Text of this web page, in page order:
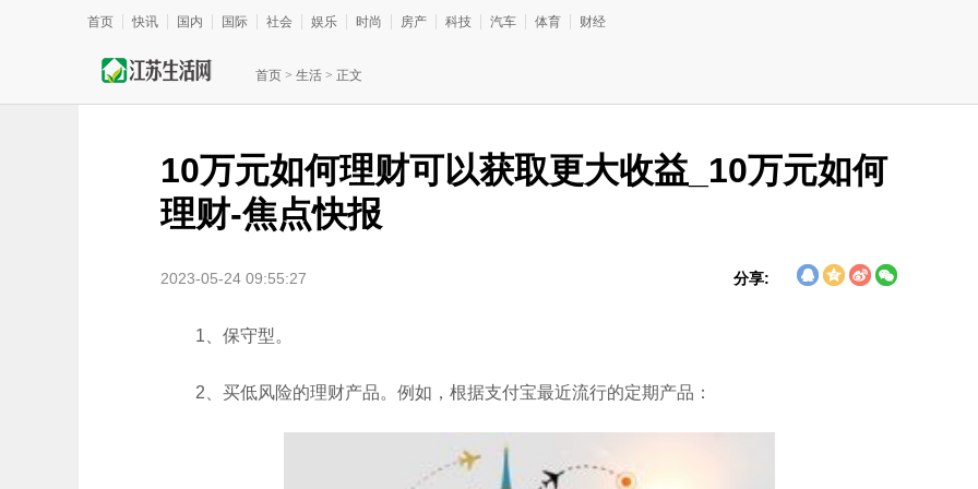
首页 快讯 国内 国际 社会 娱乐 时尚 房产 科技 汽车 体育 财经
首页 > 生活 > 正文
10万元如何理财可以获取更大收益_10万元如何
理财-焦点快报
2023-05-24 09:55:27 分享:
1、保守型。
2、买低风险的理财产品。例如，根据支付宝最近流行的定期产品：